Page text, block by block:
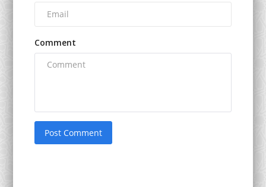
Comment
Post Comment